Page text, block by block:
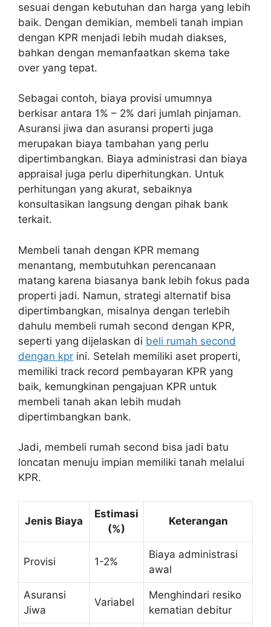
sesuai dengan kebutuhan dan harga yang lebih
baik. Dengan demikian, membeli tanah impian
dengan KPR menjadi lebih mudah diakses,
bahkan dengan memanfaatkan skema take
over yang tepat.
Sebagai contoh, biaya provisi umumnya
berkisar antara 1% – 2% dari jumlah pinjaman.
Asuransi jiwa dan asuransi properti juga
merupakan biaya tambahan yang perlu
dipertimbangkan. Biaya administrasi dan biaya
appraisal juga perlu diperhitungkan. Untuk
perhitungan yang akurat, sebaiknya
konsultasikan langsung dengan pihak bank
terkait.
Membeli tanah dengan KPR memang
menantang, membutuhkan perencanaan
matang karena biasanya bank lebih fokus pada
properti jadi. Namun, strategi alternatif bisa
dipertimbangkan, misalnya dengan terlebih
dahulu membeli rumah second dengan KPR,
seperti yang dijelaskan di beli rumah second
dengan kpr ini. Setelah memiliki aset properti,
memiliki track record pembayaran KPR yang
baik, kemungkinan pengajuan KPR untuk
membeli tanah akan lebih mudah
dipertimbangkan bank.
Jadi, membeli rumah second bisa jadi batu
loncatan menuju impian memiliki tanah melalui
KPR.
Jenis Biaya
Estimasi
(%)
Keterangan
Provisi 1-2%
Biaya administrasi
awal
Asuransi
Jiwa
Variabel
Menghindari resiko
kematian debitur